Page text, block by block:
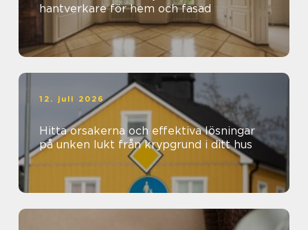
hantverkare för hem och fasad
12. juli 2026
Hitta orsakerna och effektiva lösningar
på unken lukt från krypgrund i ditt hus